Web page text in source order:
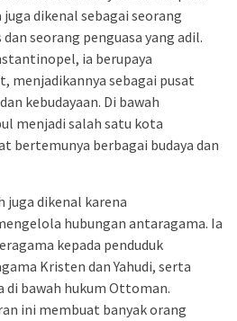
dikenal sebagai seorang
seorang penguasa yang adil.
ia berupaya
menjadikannya sebagai pusat
kebudayaan. Di bawah
menjadi salah satu kota
bertemunya berbagai budaya dan
juga dikenal karena
hubungan antaragama. Ia
kepada penduduk
Kristen dan Yahudi, serta
di bawah hukum Ottoman.
ini membuat banyak orang